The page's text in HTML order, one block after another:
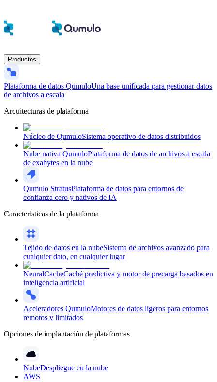
Productos
Plataforma de datos QumuloUna base unificada para gestionar datos
de archivos a escala
Arquitecturas de plataforma
Núcleo de QumuloSistema operativo de datos distribuidos
Nube nativa QumuloPlataforma de datos de archivos a escala
de exabytes en la nube
Qumulo StratusPlataforma de datos para entornos de
confianza cero y nativos de IA
Características de la plataforma
Tejido de datos en la nubeSistema de archivos avanzado para
cualquier dato, en cualquier lugar
NeuralCacheCaché predictiva y motor de precarga basados en
inteligencia artificial
Aceleradores QumuloMotores de datos ligeros para entornos
remotos y limitados
Opciones de implantación de plataformas
NubeDespliegue en la nube
AWS